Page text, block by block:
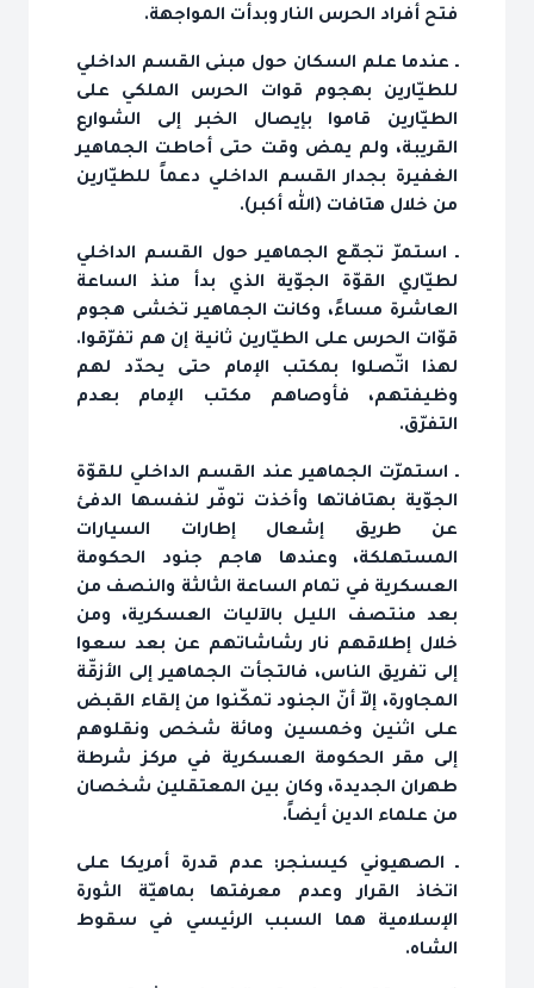
فتح أفراد الحرس النار وبدأت المواجهة.
ـ عندما علم السكان حول مبنى القسم الداخلي
للطيّارين بهجوم قوات الحرس الملكي على
الطيّارين قاموا بإيصال الخبر إلى الشوارع
القريبة، ولم يمض وقت حتى أحاطت الجماهير
الغفيرة بجدار القسم الداخلي دعماً للطيّارين
من خلال هتافات (الله أكبر).
ـ استمرّ تجمّع الجماهير حول القسم الداخلي
لطيّاري القوّة الجوّية الذي بدأ منذ الساعة
العاشرة مساءً، وكانت الجماهير تخشى هجوم
قوّات الحرس على الطيّارين ثانية إن هم تفرّقوا.
لهذا اتّصلوا بمكتب الإمام حتى يحدّد لهم
وظيفتهم، فأوصاهم مكتب الإمام بعدم
التفرّق.
ـ استمرّت الجماهير عند القسم الداخلي للقوّة
الجوّية بهتافاتها وأخذت توفّر لنفسها الدفئ
عن طريق إشعال إطارات السيارات
المستهلكة، وعندها هاجم جنود الحكومة
العسكرية في تمام الساعة الثالثة والنصف من
بعد منتصف الليل بالآليات العسكرية، ومن
خلال إطلاقهم نار رشاشاتهم عن بعد سعوا
إلى تفريق الناس، فالتجأت الجماهير إلى الأزقّة
المجاورة، إلاّ أنّ الجنود تمكّنوا من إلقاء القبض
على اثنين وخمسين ومائة شخص ونقلوهم
إلى مقر الحكومة العسكرية في مركز شرطة
طهران الجديدة، وكان بين المعتقلين شخصان
من علماء الدين أيضاً.
ـ الصهيوني كيسنجر: عدم قدرة أمريكا على
اتخاذ القرار وعدم معرفتها بماهيّة الثورة
الإسلامية هما السبب الرئيسي في سقوط
الشاه.